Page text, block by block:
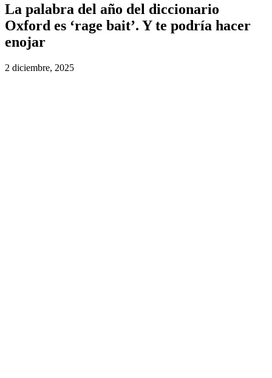
La palabra del año del diccionario
Oxford es ‘rage bait’. Y te podría hacer
enojar
2 diciembre, 2025